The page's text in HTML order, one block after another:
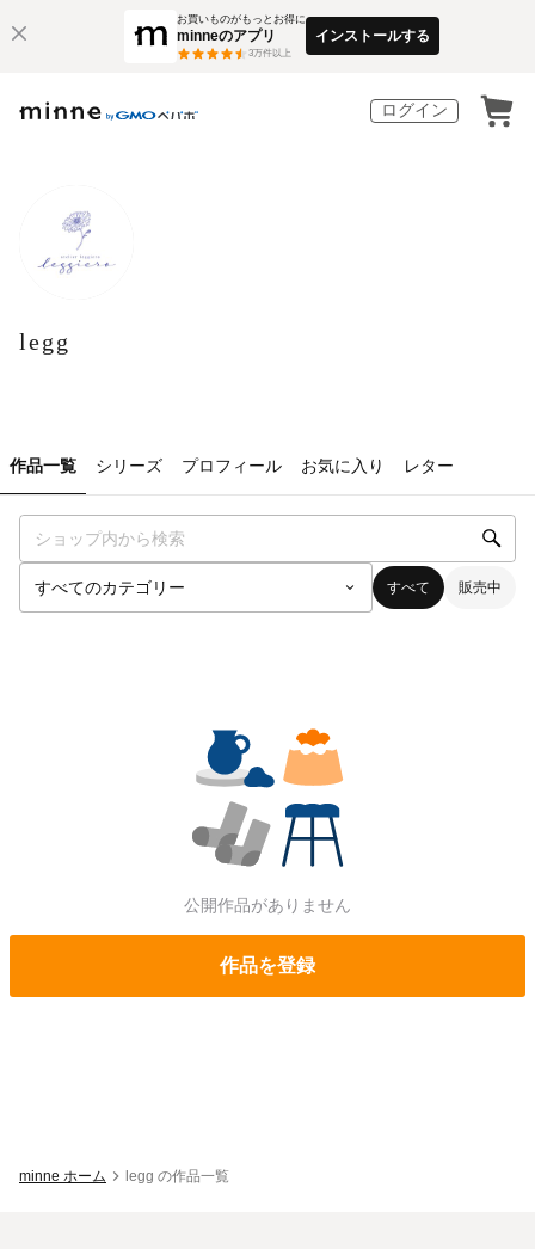
お買いものがもっとお得に
minneのアプリ
3万件以上
インストールする
ログイン
legg
作品一覧 シリーズ プロフィール お気に入り レター
すべて 販売中
公開作品がありません
作品を登録
minne ホーム legg の作品一覧